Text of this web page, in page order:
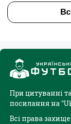
При цитуванні
посилання на
Всі права